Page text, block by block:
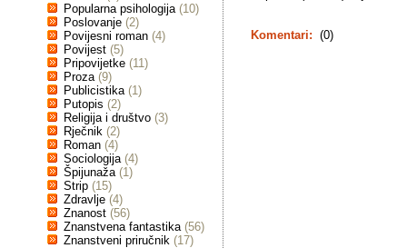
Popularna psihologija (10)
Poslovanje (2)
Povijesni roman (4)
Povijest (5)
Pripovijetke (11)
Proza (9)
Publicistika (1)
Putopis (2)
Religija i društvo (3)
Rječnik (2)
Roman (4)
Sociologija (4)
Špijunaža (1)
Strip (15)
Zdravlje (4)
Znanost (56)
Znanstvena fantastika (56)
Znanstveni priručnik (17)
Komentari: (0)